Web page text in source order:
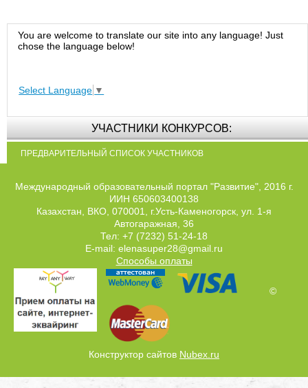
You are welcome to translate our site into any language! Just
chose the language below!
Select Language ▼
УЧАСТНИКИ КОНКУРСОВ:
ПРЕДВАРИТЕЛЬНЫЙ СПИСОК УЧАСТНИКОВ
Международный образовательный портал "Развитие", 2016 г.
ИИН 650603400138
Казахстан, ВКО, 070001, г.Усть-Каменогорск, ул. 1-я
Автогаражная, 36
Тел: +7 (7232) 51-24-18
E-mail: elenasuper28@gmail.ru
Способы оплаты
©
Конструктор сайтов Nubex.ru